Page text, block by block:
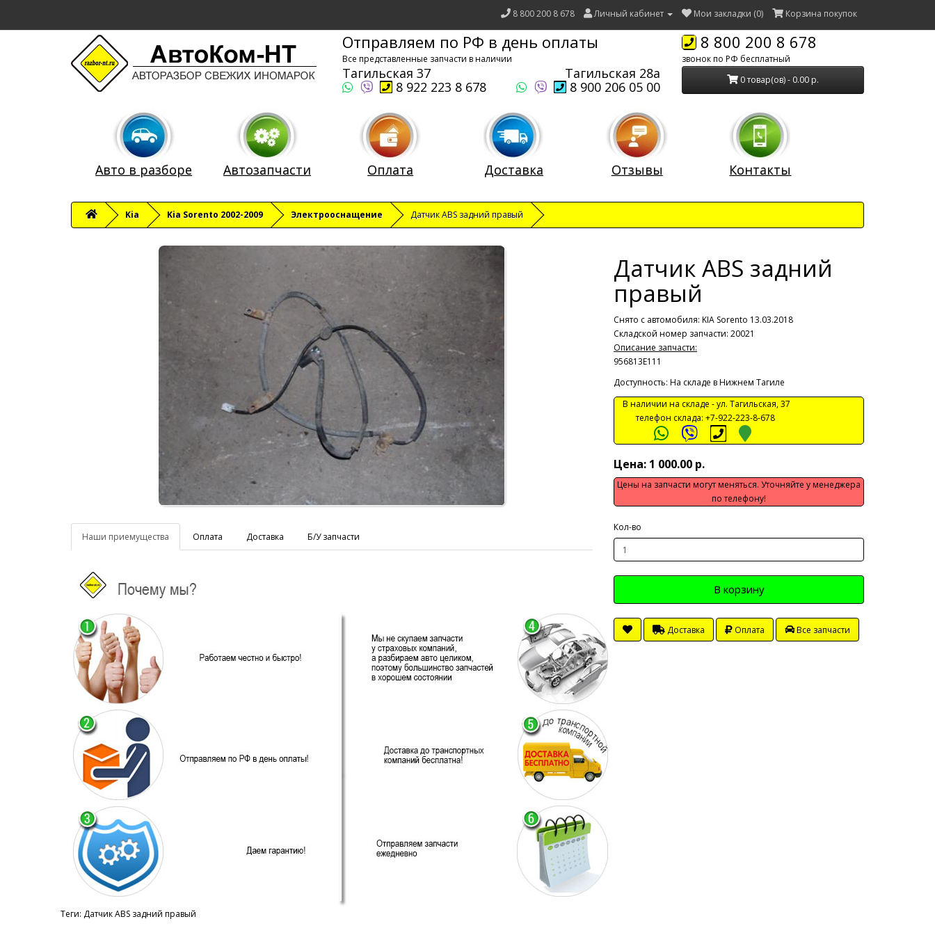
8 800 200 8 678 Личный кабинет Мои закладки (0) Корзина покупок
Отправляем по РФ в день оплаты
Все представленные запчасти в наличии
Тагильская 37
Тагильская 28а
8 922 223 8 678
8 900 206 05 00
8 800 200 8 678
звонок по РФ бесплатный
0 товар(ов) - 0.00 р.
Авто в разборе Автозапчасти Оплата Доставка Отзывы Контакты
Kia Kia Sorento 2002-2009 Электрооснащение Датчик ABS задний правый
Наши приемущества Оплата Доставка Б/У запчасти
Датчик ABS задний
правый
Снято с автомобиля: KIA Sorento 13.03.2018
Складской номер запчасти: 20021
Описание запчасти:
956813E111
Доступность: На складе в Нижнем Тагиле
В наличии на складе -ул. Тагильская, 37
телефон склада: +7-922-223-8-678
Цена: 1 000.00 р.
Цены на запчасти могут меняться. Уточняйте у менеджера
по телефону!
Кол-во
В корзину
Доставка Оплата Все запчасти
Теги: Датчик ABS задний правый